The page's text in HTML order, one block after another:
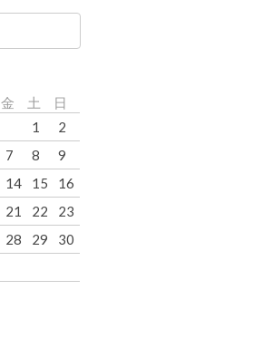
金 土
日
1
2
7 8
9
14 15
16
21 22
23
28 29
30